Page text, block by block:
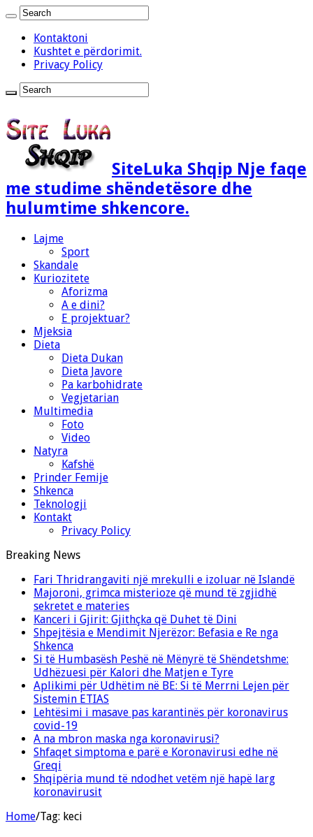
Kontaktoni
Kushtet e përdorimit.
Privacy Policy
SiteLuka Shqip Nje faqe
me studime shëndetësore dhe
hulumtime shkencore.
Lajme
Sport
Skandale
Kuriozitete
Aforizma
A e dini?
E projektuar?
Mjeksia
Dieta
Dieta Dukan
Dieta Javore
Pa karbohidrate
Vegjetarian
Multimedia
Foto
Video
Natyra
Kafshë
Prinder Femije
Shkenca
Teknologji
Kontakt
Privacy Policy
Breaking News
Fari Thridrangaviti një mrekulli e izoluar në Islandë
Majoroni, grimca misterioze që mund të zgjidhë
sekretet e materies
Kanceri i Gjirit: Gjithçka që Duhet të Dini
Shpejtësia e Mendimit Njerëzor: Befasia e Re nga
Shkenca
Si të Humbasësh Peshë në Mënyrë të Shëndetshme:
Udhëzuesi për Kalori dhe Matjen e Tyre
Aplikimi për Udhëtim në BE: Si të Merrni Lejen për
Sistemin ETIAS
Lehtësimi i masave pas karantinës për koronavirus
covid-19
A na mbron maska nga koronavirusi?
Shfaqet simptoma e parë e Koronavirusi edhe në
Greqi
Shqipëria mund të ndodhet vetëm një hapë larg
koronavirusit
Home/Tag: keci